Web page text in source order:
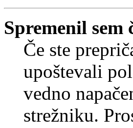
Spremenil sem
Če ste
upoštevali
vedno
strežniku.